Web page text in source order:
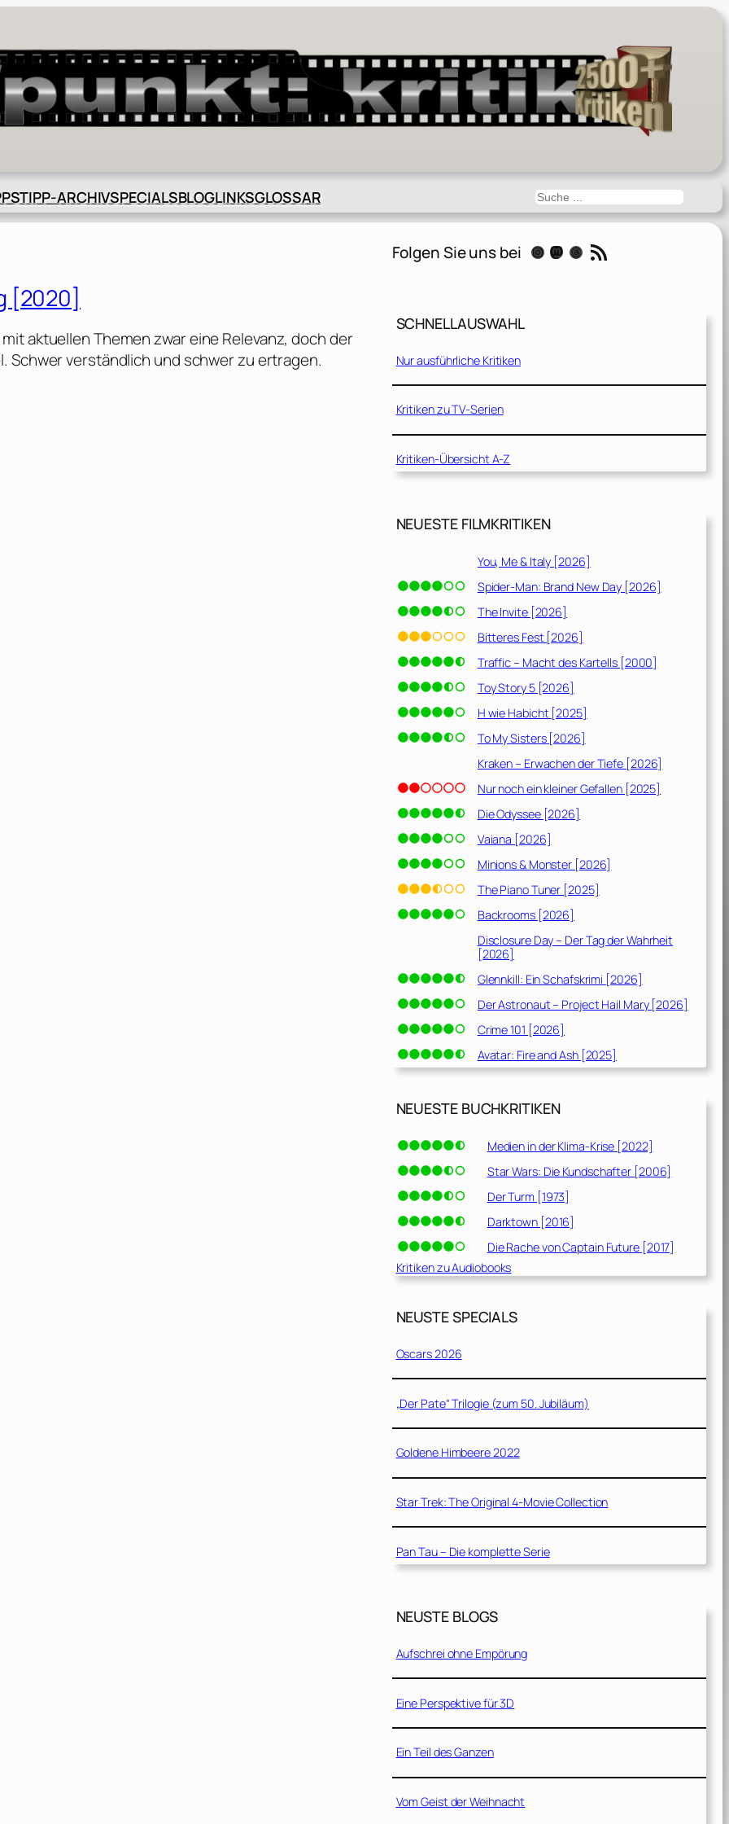
TIPP-ARCHIVSPECIALSBLOGLINKSGLOSSAR Suchen
[2020]
aktuellen Themen zwar eine Relevanz, doch der
Schwer verständlich und schwer zu ertragen.
Folgen Sie uns bei Instagram Mastodon Threads RSS-Feed
SCHNELLAUSWAHL
Nur ausführliche Kritiken
Kritiken zu TV-Serien
Kritiken-Übersicht A-Z
NEUESTE FILMKRITIKEN
You, Me & Italy [2026]
Spider-Man: Brand New Day [2026]
The Invite [2026]
Bitteres Fest [2026]
Traffic – Macht des Kartells [2000]
Toy Story 5 [2026]
H wie Habicht [2025]
To My Sisters [2026]
Kraken – Erwachen der Tiefe [2026]
Nur noch ein kleiner Gefallen [2025]
Die Odyssee [2026]
Vaiana [2026]
Minions & Monster [2026]
The Piano Tuner [2025]
Backrooms [2026]
Disclosure Day – Der Tag der Wahrheit
[2026]
Glennkill: Ein Schafskrimi [2026]
Der Astronaut – Project Hail Mary [2026]
Crime 101 [2026]
Avatar: Fire and Ash [2025]
NEUESTE BUCHKRITIKEN
Medien in der Klima-Krise [2022]
Star Wars: Die Kundschafter [2006]
Der Turm [1973]
Darktown [2016]
Die Rache von Captain Future [2017]
Kritiken zu Audiobooks
NEUSTE SPECIALS
Oscars 2026
„Der Pate“ Trilogie (zum 50. Jubiläum)
Goldene Himbeere 2022
Star Trek: The Original 4-Movie Collection
Pan Tau – Die komplette Serie
NEUSTE BLOGS
Aufschrei ohne Empörung
Eine Perspektive für 3D
Ein Teil des Ganzen
Vom Geist der Weihnacht